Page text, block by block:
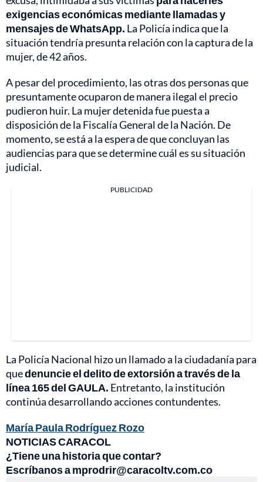
exigencias económicas mediante llamadas y
mensajes de WhatsApp. La Policía indica que la
situación tendría presunta relación con la captura de la
mujer, de 42 años.
A pesar del procedimiento, las otras dos personas que
presuntamente ocuparon de manera ilegal el precio
pudieron huir. La mujer detenida fue puesta a
disposición de la Fiscalía General de la Nación. De
momento, se está a la espera de que concluyan las
audiencias para que se determine cuál es su situación
judicial.
PUBLICIDAD
La Policía Nacional hizo un llamado a la ciudadanía para
quedenuncie el delito de extorsión a través de la
línea 165 del GAULA. Entretanto, la institución
continúa desarrollando acciones contundentes.
María Paula Rodríguez Rozo
NOTICIAS CARACOL
¿Tiene una historia que contar?
Escríbanos a mprodrir@caracoltv.com.co